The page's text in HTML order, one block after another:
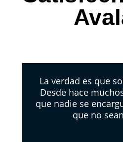
La verdad es que
Desde hace
que nadie se
que no